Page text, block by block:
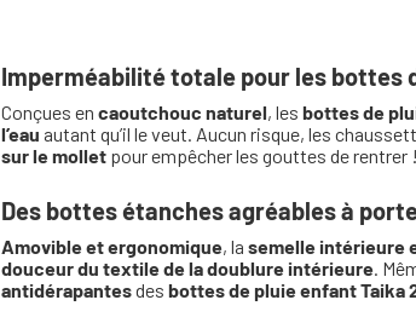
Imperméabilité totale pour les bottes
Conçues en caoutchouc naturel, les bottes de
l’eau autant qu’il le veut. Aucun risque, les
sur le mollet pour empêcher les gouttes de rentrer
Des bottes étanches agréables à
Amovible et ergonomique, la semelle intérieure
douceurdu textile de la doublure intérieure.
antidérapantesdes bottes de pluie enfant Taika